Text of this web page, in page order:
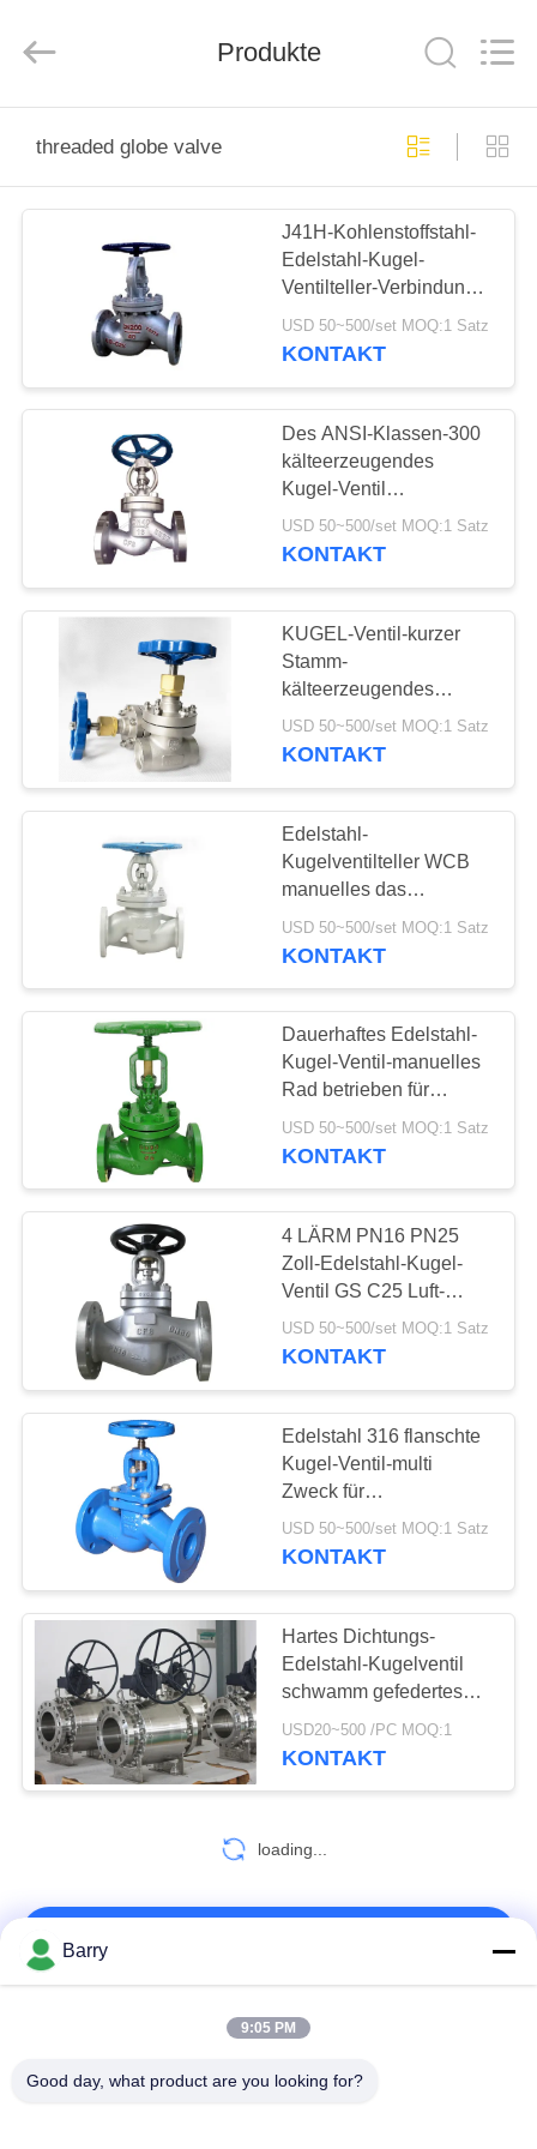
HAUSE
PRODUKTE
ÜBER
WERKSBESICHTIGUNG
QUALITÄTSKONTROLLE
KONTAKT
MIT
NEUIGKEITEN
BITTE UM
EIN
ANGEBOT
SITEMAP
DATENSCHUTZERKLÄRUNG
Ltd..
Produkte
threaded globe valve
J41H-Kohlenstoffstahl-
Edelstahl-Kugel-
Ventilteller-Verbindung
verlegtes Kugel-Ventil
USD 50~500/set MOQ:1 Satz
KONTAKT
Des ANSI-Klassen-300
kälteerzeugendes
Kugel-Ventil
Steuergebrüll-
Dichtungs-Kugel-Ventil-
USD 50~500/set MOQ:1 Satz
KONTAKT
KUGEL-Ventil-kurzer
Stamm-
kälteerzeugendes
System DN40
CryogenicStainless
USD 50~500/set MOQ:1 Satz
KONTAKT
Edelstahl-
Kugelventilteller WCB
manuelles das
vertrauliche Kugel-Ventil
DN100
USD 50~500/set MOQ:1 Satz
KONTAKT
Dauerhaftes Edelstahl-
Kugel-Ventil-manuelles
Rad betrieben für
Wasser-Dampf
USD 50~500/set MOQ:1 Satz
KONTAKT
4 LÄRM PN16 PN25
Zoll-Edelstahl-Kugel-
Ventil GS C25 Luft-
Dampf-Balg-Dichtung
USD 50~500/set MOQ:1 Satz
KONTAKT
Edelstahl 316 flanschte
Kugel-Ventil-multi
Zweck für
druckreduzierendes
USD 50~500/set MOQ:1 Satz
KONTAKT
Hartes Dichtungs-
Edelstahl-Kugelventil
schwamm gefedertes
Kugelventil
USD20~500 /PC MOQ:1
KONTAKT
loading...
Beliebte Kategorien
Barry
9:05 PM
Good day, what product are you looking for?